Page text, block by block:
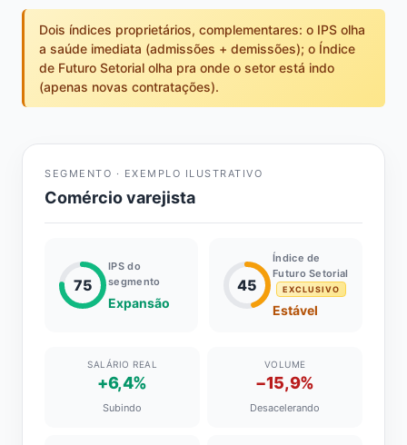
Dois índices proprietários, complementares: o IPS olha
a saúde imediata (admissões + demissões); o Índice
de Futuro Setorial olha pra onde o setor está indo
(apenas novas contratações).
SEGMENTO · EXEMPLO ILUSTRATIVO
Comércio varejista
75
IPS do
segmento
Expansão
45
Índice de
Futuro Setorial
EXCLUSIVO
Estável
SALÁRIO REAL
+6,4%
Subindo
VOLUME
−15,9%
Desacelerando